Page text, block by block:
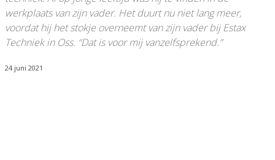
werkplaats van zijn vader. Het duurt nu niet lang meer,
voordat hij het stokje overneemt van zijn vader bij Estax
Techniek in Oss. “Dat is voor mij vanzelfsprekend.”
24 juni 2021